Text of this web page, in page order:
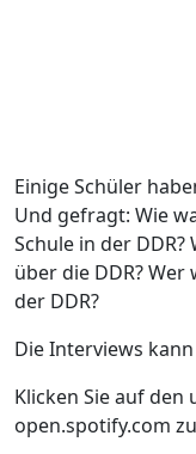
Einige Schüler
Und gefragt: Wie
Schule in der
über die DDR?
der DDR?
Die Interviews
Klicken Sie auf
open.spotify.com